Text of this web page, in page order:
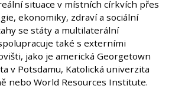
situace v místních církvích přes
ekonomiky, zdraví a sociální
se státy a multilaterální
také s externími
jako je americká Georgetown
v Potsdamu, Katolická univerzita
nebo World Resources Institute.